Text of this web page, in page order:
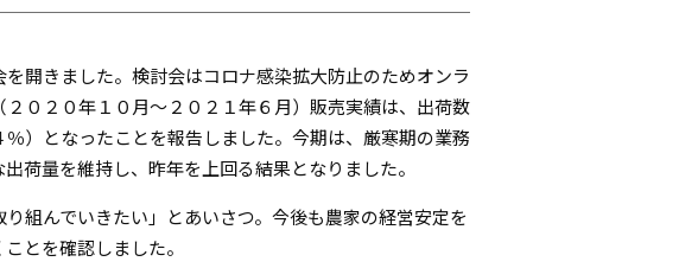
開きました。検討会はコロナ感染拡大防止のためオンラ
０２０年１０月～２０２１年６月）販売実績は、出荷数
）となったことを報告しました。今期は、厳寒期の業務
荷量を維持し、昨年を上回る結果となりました。
組んでいきたい」とあいさつ。今後も農家の経営安定を
とを確認しました。